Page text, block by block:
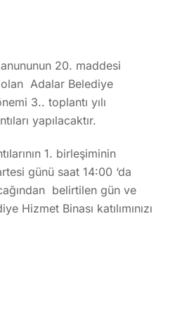
20. maddesi
Adalar Belediye
3.. toplantı yılı
yapılacaktır.
1. birleşiminin
günü saat 14:00 ‘da
belirtilen gün ve
Hizmet Binası katılımınızı